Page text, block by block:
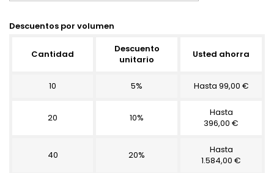
Descuentos por volumen
Cantidad
Descuento
unitario
Usted ahorra
10 5% Hasta 99,00 €
20 10%
Hasta
396,00 €
40 20%
Hasta
1.584,00 €